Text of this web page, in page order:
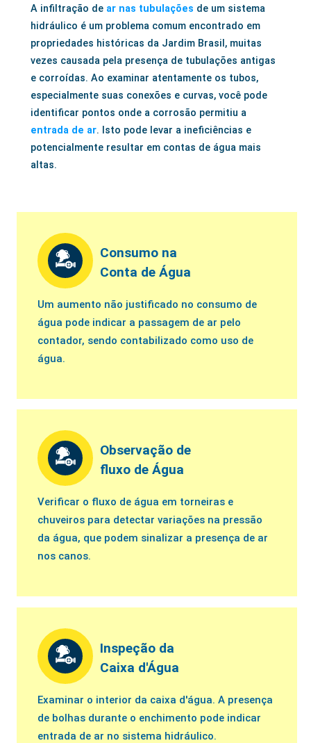
A infiltração de ar nas tubulações de um sistema
hidráulico é um problema comum encontrado em
propriedades históricas da Jardim Brasil, muitas
vezes causada pela presença de tubulações antigas
e corroídas. Ao examinar atentamente os tubos,
especialmente suas conexões e curvas, você pode
identificar pontos onde a corrosão permitiu a
entrada de ar. Isto pode levar a ineficiências e
potencialmente resultar em contas de água mais
altas.
Consumo na
Conta de Água
Um aumento não justificado no consumo de
água pode indicar a passagem de ar pelo
contador, sendo contabilizado como uso de
água.
Observação de
fluxo de Água
Verificar o fluxo de água em torneiras e
chuveiros para detectar variações na pressão
da água, que podem sinalizar a presença de ar
nos canos.
Inspeção da
Caixa d'Água
Examinar o interior da caixa d'água. A presença
de bolhas durante o enchimento pode indicar
entrada de ar no sistema hidráulico.